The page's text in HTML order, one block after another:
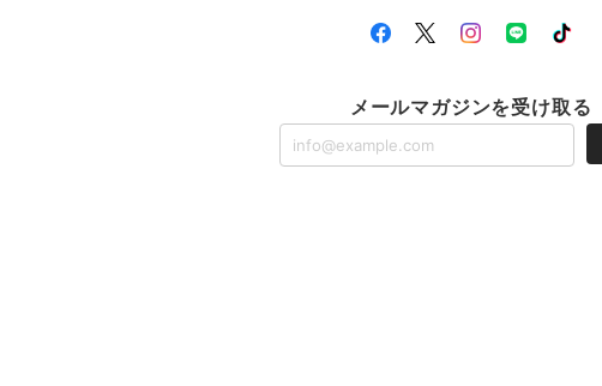
メールマガジンを受け取る